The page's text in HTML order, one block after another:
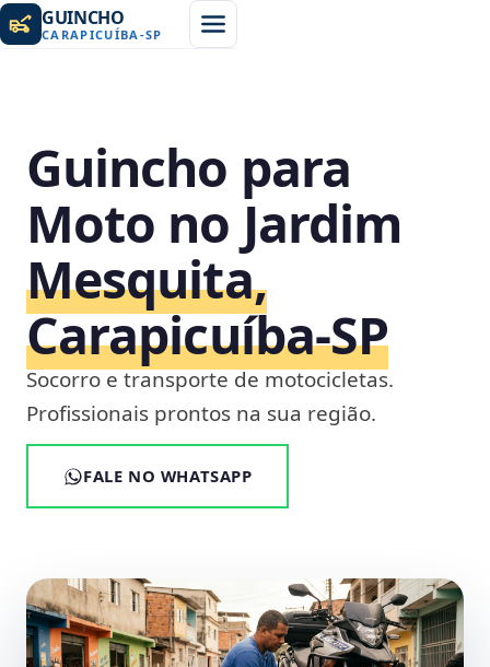
GUINCHO
CARAPICUÍBA -SP
Guincho para
Moto no Jardim
Mesquita,
Carapicuíba‑SP
Socorro e transporte de motocicletas.
Profissionais prontos na sua região.
FALE NO WHATSAPP